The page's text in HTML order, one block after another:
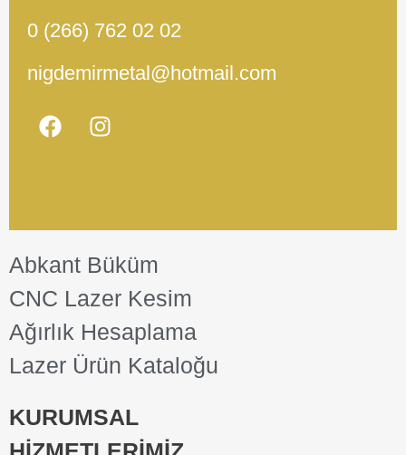
0 (266) 762 02 02
nigdemirmetal@hotmail.com
Abkant Büküm
CNC Lazer Kesim
Ağırlık Hesaplama
Lazer Ürün Kataloğu
KURUMSAL